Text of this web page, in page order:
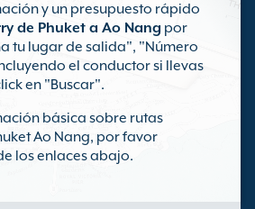
y un presupuesto rápido
de Phuket a Ao Nang por
tu lugar de salida", "Número
el conductor si llevas
en "Buscar".
básica sobre rutas
Ao Nang, por favor
los enlaces abajo.